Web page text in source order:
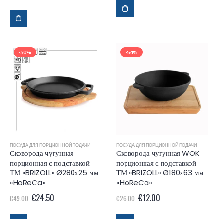
-50%
ПОСУДА ДЛЯ ПОРЦИОННОЙ ПОДАЧИ
Сковорода чугунная
порционная с подставкой
ТМ «BRIZOLL» Ø280х25 мм
«HoReCa»
€49.00 €24.50
-54%
ПОСУДА ДЛЯ ПОРЦИОННОЙ ПОДАЧИ
Сковорода чугунная WOK
порционная с подставкой
ТМ «BRIZOLL» Ø180х63 мм
«HoReCa»
€26.00 €12.00